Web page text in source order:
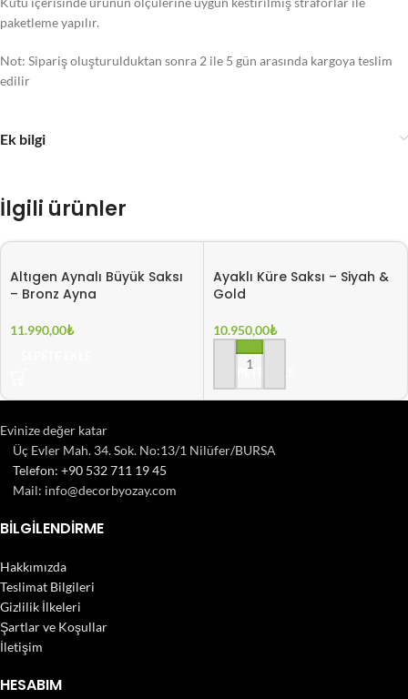
paketleme yapılır.
Not: Sipariş oluşturulduktan sonra 2 ile 5 gün arasında kargoya teslim
edilir
Ek bilgi
İlgili ürünler
Altıgen Aynalı Büyük Saksı
– Bronz Ayna
11.990,00₺
Ayaklı Küre Saksı – Siyah &
Gold
10.950,00₺
SEPETE EKLE
Evinize değer katar
Üç Evler Mah. 34. Sok. No:13/1 Nilüfer/BURSA
Telefon: +90 532 711 19 45
Mail: info@decorbyozay.com
BILGILENDIRME
Hakkımızda
Teslimat Bilgileri
Gizlilik İlkeleri
Şartlar ve Koşullar
İletişim
HESABIM